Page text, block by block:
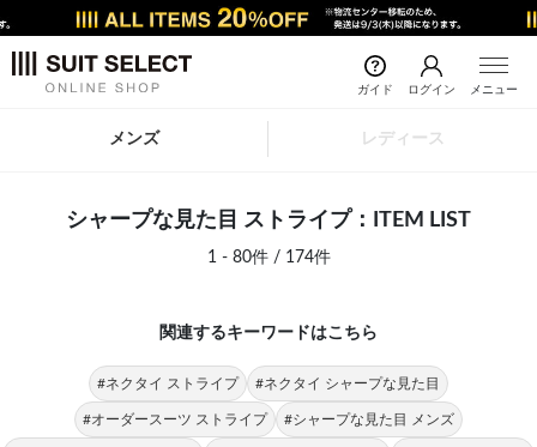
ガイド ログイン メニュー
メンズ レディース
シャープな見た目 ストライプ：ITEM LIST
1 - 80件 / 174件
関連するキーワードはこちら
#ネクタイ ストライプ #ネクタイ シャープな見た目
#オーダースーツ ストライプ #シャープな見た目 メンズ